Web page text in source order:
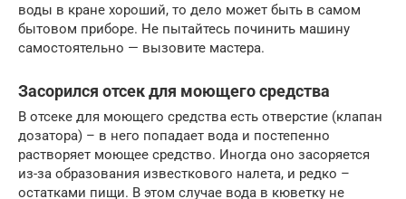
воды в кране хороший, то дело может быть в самом
бытовом приборе. Не пытайтесь починить машину
самостоятельно — вызовите мастера.
Засорился отсек для моющего средства
В отсеке для моющего средства есть отверстие (клапан
дозатора) – в него попадает вода и постепенно
растворяет моющее средство. Иногда оно засоряется
из-за образования известкового налета, и редко –
остатками пищи. В этом случае вода в кюветку не